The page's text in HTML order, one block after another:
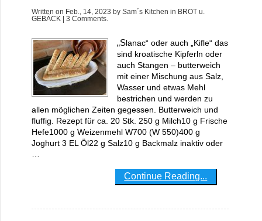
Written on Feb., 14, 2023 by Sam´s Kitchen in BROT u.
GEBÄCK
| 3 Comments.
„Slanac“ oder auch „Kifle“ das
sind kroatische Kipferln oder
auch Stangen – butterweich
mit einer Mischung aus Salz,
Wasser und etwas Mehl
bestrichen und werden zu
allen möglichen Zeiten gegessen. Butterweich und
fluffig. Rezept für ca. 20 Stk. 250 g Milch10 g Frische
Hefe1000 g Weizenmehl W700 (W 550)400 g
Joghurt 3 EL Öl22 g Salz10 g Backmalz inaktiv oder
Continue Reading...